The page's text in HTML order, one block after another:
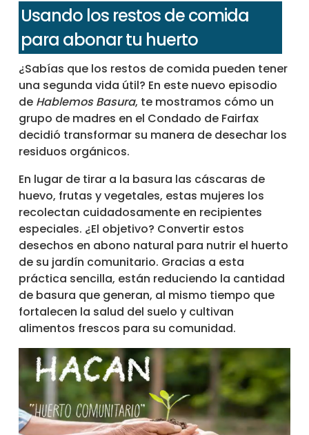
Usando los restos de comida
para abonar tu huerto
¿Sabías que los restos de comida pueden tener
una segunda vida útil? En este nuevo episodio
de Hablemos Basura, te mostramos cómo un
grupo de madres en el Condado de Fairfax
decidió transformar su manera de desechar los
residuos orgánicos.
En lugar de tirar a la basura las cáscaras de
huevo, frutas y vegetales, estas mujeres los
recolectan cuidadosamente en recipientes
especiales. ¿El objetivo? Convertir estos
desechos en abono natural para nutrir el huerto
de su jardín comunitario. Gracias a esta
práctica sencilla, están reduciendo la cantidad
de basura que generan, al mismo tiempo que
fortalecen la salud del suelo y cultivan
alimentos frescos para su comunidad.